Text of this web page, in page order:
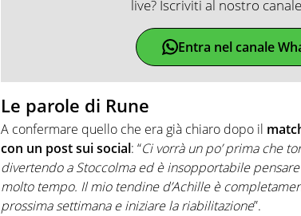
live? Iscriviti al nostro canale
Entra nel canale
Le parole di Rune
A confermare quello che era già chiaro dopo il
con un post sui social: “Ci vorrà un po’ prima che
divertendo a Stoccolma ed è insopportabile
molto tempo. Il mio tendine d’Achille è
prossima settimana e iniziare la riabilitazione”.